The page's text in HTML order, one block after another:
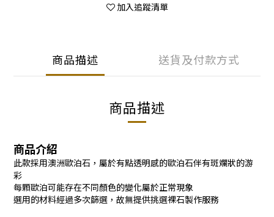
加入追蹤清單
商品描述 送貨及付款方式
商品描述
商品介紹
此款採用澳洲歐泊石，屬於有點透明感的歐泊石伴有斑斕狀的游
彩
每顆歐泊可能存在不同顏色的變化屬於正常現象
選用的材料經過多次篩選，故無提供挑選裸石製作服務